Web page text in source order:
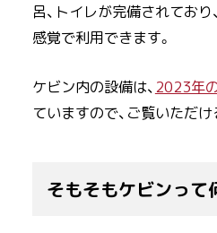
呂、トイレが完備されてお
感覚で利用できます。
ケビン内の設備は、2023年
ていますので、ご覧いただけ
そもそもケビンって